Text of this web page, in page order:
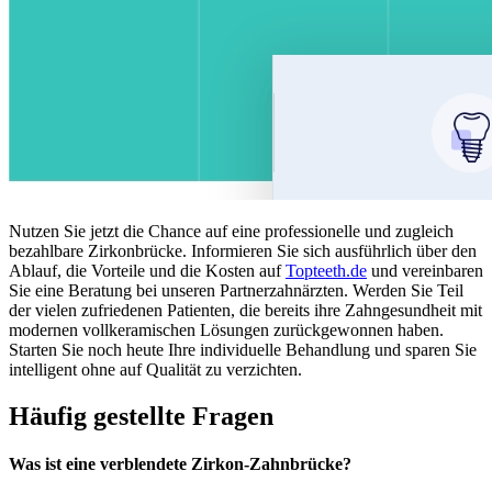
Nutzen Sie jetzt die Chance auf eine professionelle und zugleich
bezahlbare Zirkonbrücke. Informieren Sie sich ausführlich über den
Ablauf, die Vorteile und die Kosten aufTopteeth.de und vereinbaren
Sie eine Beratung bei unseren Partnerzahnärzten. Werden Sie Teil
der vielen zufriedenen Patienten, die bereits ihre Zahngesundheit mit
modernen vollkeramischen Lösungen zurückgewonnen haben.
Starten Sie noch heute Ihre individuelle Behandlung und sparen Sie
intelligent ohne auf Qualität zu verzichten.
Häufig gestellte Fragen
Was ist eine verblendete Zirkon-Zahnbrücke?